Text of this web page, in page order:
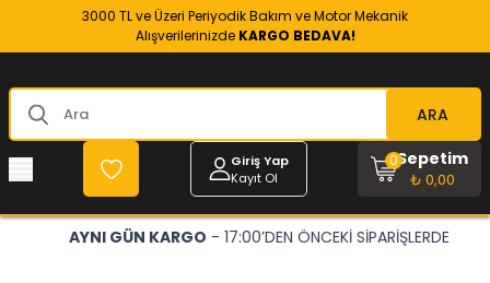
3000 TL ve Üzeri Periyodik Bakım ve Motor Mekanik
Alışverilerinizde KARGO BEDAVA!
ARA
Giriş Yap
Kayıt Ol
Sepetim
₺ 0,00
0
AYNI GÜN KARGO - 17:00’DEN ÖNCEKİ SİPARİŞLERDE